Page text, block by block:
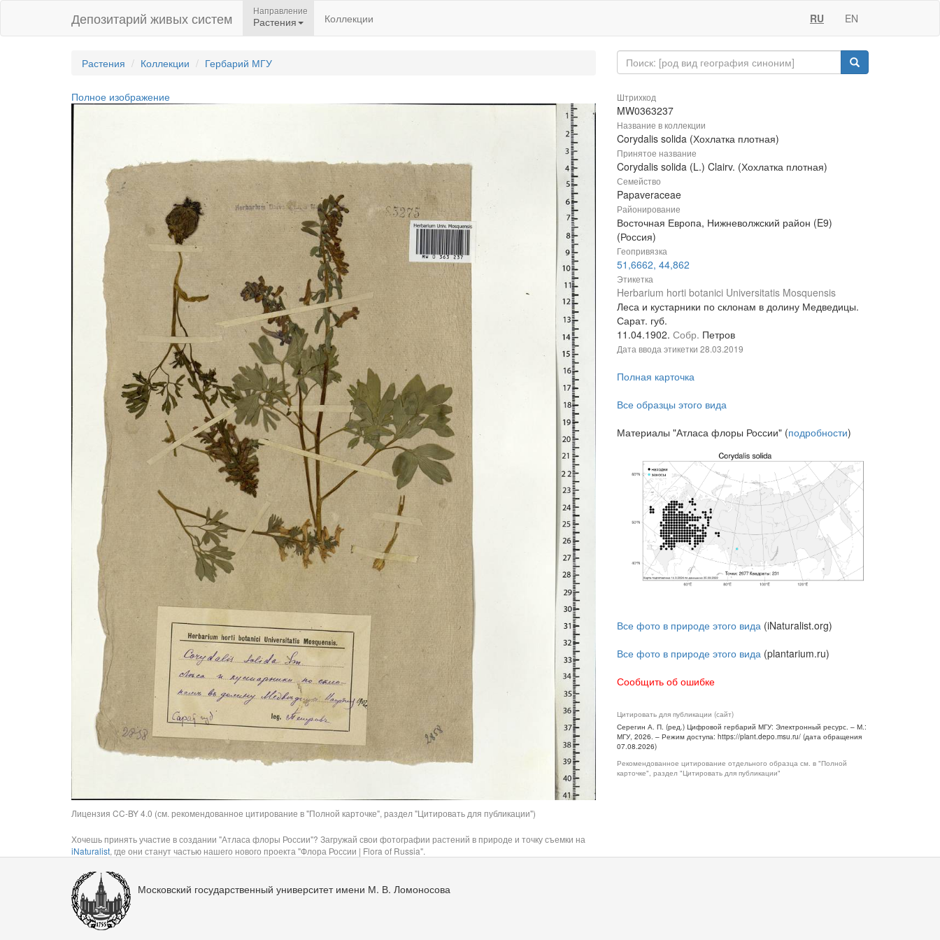
Депозитарий живых систем Направление
Растения Коллекции RU EN
Растения Коллекции Гербарий МГУ
Полное изображение
Лицензия CC-BY 4.0 (см. рекомендованное цитирование в "Полной карточке", раздел "Цитировать для публикации")
Хочешь принять участие в создании "Атласа флоры России"? Загружай свои фотографии растений в природе и точку съемки на
iNaturalist, где они станут частью нашего нового проекта "Флора России | Flora of Russia".
Штрихкод
MW0363237
Название в коллекции
Corydalis solida (Хохлатка плотная)
Принятое название
Corydalis solida (L.) Clairv. (Хохлатка плотная)
Семейство
Papaveraceae
Районирование
Восточная Европа, Нижневолжский район (E9)
(Россия)
Геопривязка
51,6662, 44,862
Этикетка
Herbarium horti botanici Universitatis Mosquensis
Леса и кустарники по склонам в долину Медведицы.
Сарат. губ.
11.04.1902. Собр. Петров
Дата ввода этикетки 28.03.2019
Полная карточка
Все образцы этого вида
Материалы "Атласа флоры России" (подробности)
Все фото в природе этого вида (iNaturalist.org)
Все фото в природе этого вида (plantarium.ru)
Сообщить об ошибке
Цитировать для публикации (сайт)
Серегин А. П. (ред.) Цифровой гербарий МГУ: Электронный ресурс. – М.:
МГУ, 2026. – Режим доступа: https://plant.depo.msu.ru/ (дата обращения
07.08.2026)
Рекомендованное цитирование отдельного образца см. в "Полной
карточке", раздел "Цитировать для публикации"
Московский государственный университет имени М. В. Ломоносова